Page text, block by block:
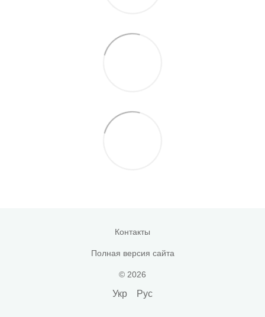
Контакты
Полная версия сайта
© 2026
Укр Рус